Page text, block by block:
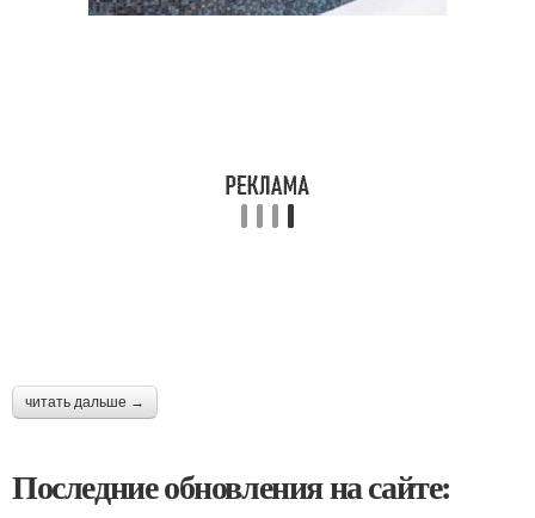
читать дальше →
Последние обновления на сайте: